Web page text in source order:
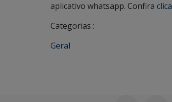
aplicativo whatsapp. Confira
Categorias :
Geral